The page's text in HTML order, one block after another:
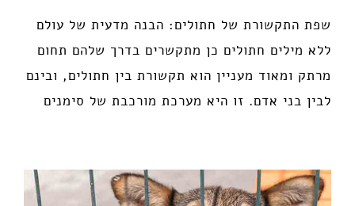
שפת התקשורת של חתולים: הבנה מדעית של עולם
ללא מילים חתולים כן מתקשרים בדרך שלהם תחום
מרתק ומאוד מעניין הוא תקשורת בין חתולים, ובינם
לבין בני אדם. זו היא מערכת מורכבת של סימנים